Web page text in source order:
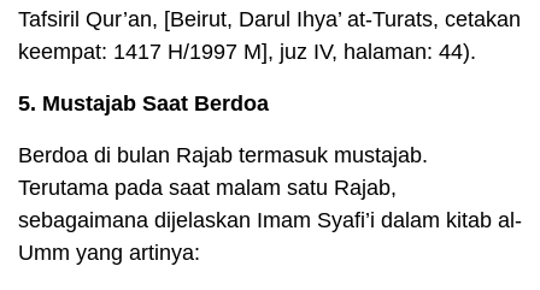
Tafsiril Qur’an, [Beirut, Darul Ihya’ at-Turats, cetakan
keempat: 1417 H/1997 M], juz IV, halaman: 44).
5. Mustajab Saat Berdoa
Berdoa di bulan Rajab termasuk mustajab.
Terutama pada saat malam satu Rajab,
sebagaimana dijelaskan Imam Syafi’i dalam kitab al-
Umm yang artinya: